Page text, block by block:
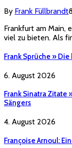
By Frank Füllbrandt
Frankfurt am Main,
viel zu bieten. Als
Frank Sprüche »
6. August 2026
Frank Sinatra Zitate
Sängers
4. August 2026
Françoise Arnoul: